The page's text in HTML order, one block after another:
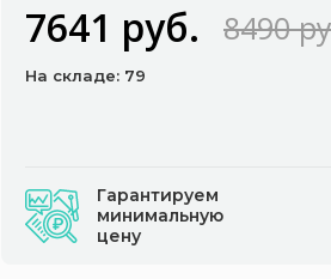
7641 руб. 8490
На складе: 79
Гарантируем
минимальную
цену